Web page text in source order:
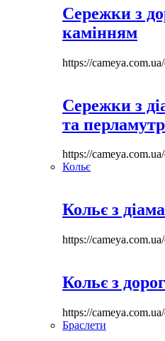
Сережки з
камінням
https://
Сережки з
та
https://
Кольє
Кольє з
https://
Кольє з
https://
Браслети